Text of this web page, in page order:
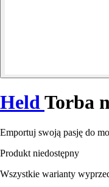
HeldTorba
Emportuj swoją pasję do
Produkt niedostępny
Wszystkie warianty